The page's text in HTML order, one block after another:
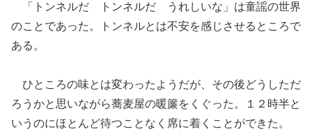
「トンネルだ
トンネルだ うれしいな」 は童謡の世界
のことであった。トンネルとは不安を感じさせるところで
ある。
ひところの味とは変わったようだが、その後どうしただ
ろうかと 思いながら蕎麦屋の暖簾をくぐった。
１２時半と
いうのにほとんど待つことなく席に着くことができた。